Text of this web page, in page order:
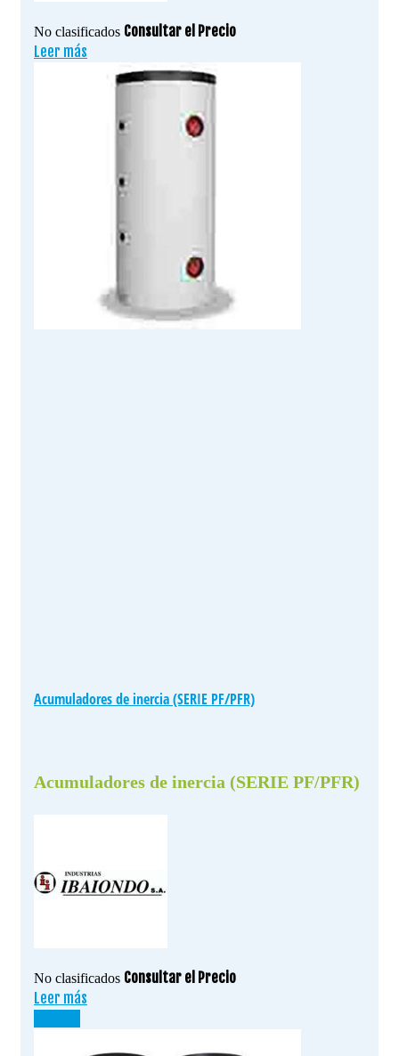
No clasificados Consultar el Precio
Leer más
Acumuladores de inercia (SERIE PF/PFR)
Acumuladores de inercia (SERIE PF/PFR)
No clasificados Consultar el Precio
Leer más